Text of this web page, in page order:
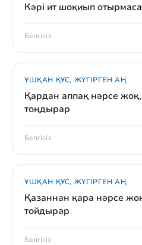
Кәрі ит шоқиып
Белгісіз
ҰШҚАН ҚҰС, ЖҮГІРГЕН АҢ
Қардан аппақ нәрсе
тоңдырар
Белгісіз
ҰШҚАН ҚҰС, ЖҮГІРГЕН АҢ
Қазаннан қара нәрсе
тойдырар
Белгісіз